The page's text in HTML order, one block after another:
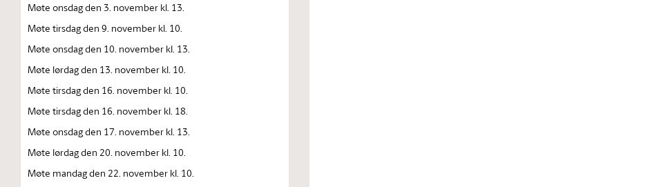
Møte onsdag den 3. november kl. 13.
Møte tirsdag den 9. november kl. 10.
Møte onsdag den 10. november kl. 13.
Møte lørdag den 13. november kl. 10.
Møte tirsdag den 16. november kl. 10.
Møte tirsdag den 16. november kl. 18.
Møte onsdag den 17. november kl. 13.
Møte lørdag den 20. november kl. 10.
Møte mandag den 22. november kl. 10.